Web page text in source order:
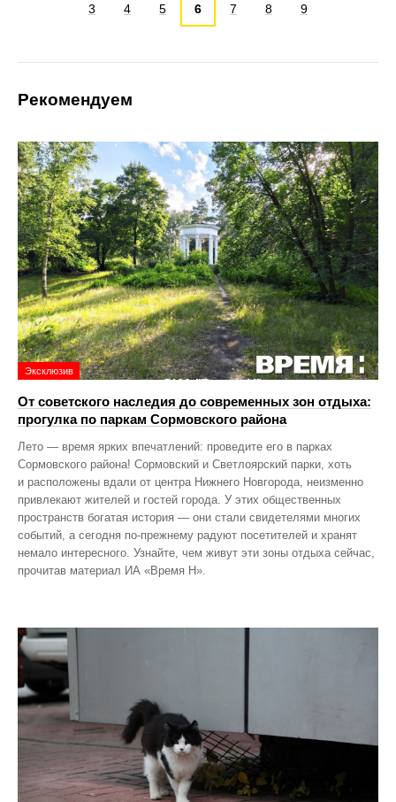
3 4 5 6 7 8 9
Рекомендуем
Эксклюзив
От советского наследия до современных зон отдыха:
прогулка по паркам Сормовского района
Лето — время ярких впечатлений: проведите его в парках
Сормовского района! Сормовский и Светлоярский парки, хоть
и расположены вдали от центра Нижнего Новгорода, неизменно
привлекают жителей и гостей города. У этих общественных
пространств богатая история — они стали свидетелями многих
событий, а сегодня по‑прежнему радуют посетителей и хранят
немало интересного. Узнайте, чем живут эти зоны отдыха сейчас,
прочитав материал ИА «Время Н».